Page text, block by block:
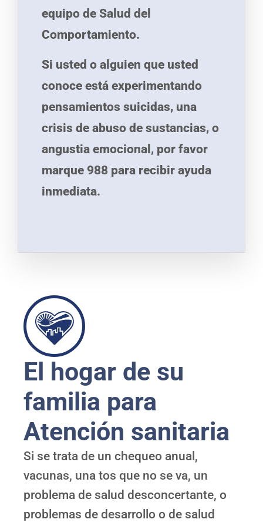
equipo de Salud del
Comportamiento.
Si usted o alguien que usted
conoce está experimentando
pensamientos suicidas, una
crisis de abuso de sustancias, o
angustia emocional, por favor
marque 988 para recibir ayuda
inmediata.
El hogar de su
familia para
Atención sanitaria
Si se trata de un chequeo anual,
vacunas, una tos que no se va, un
problema de salud desconcertante, o
problemas de desarrollo o de salud